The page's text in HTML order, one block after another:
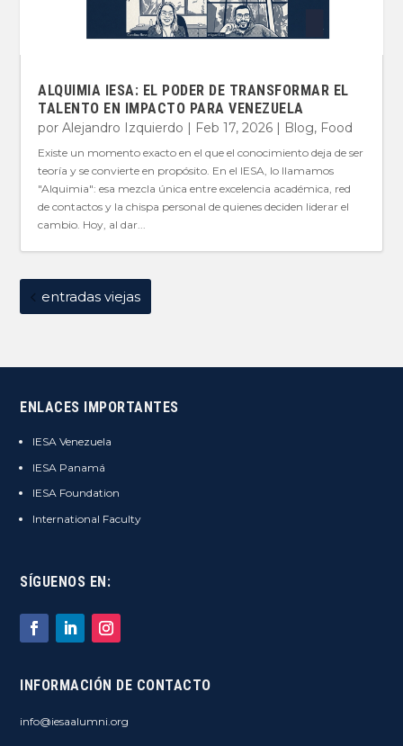
ALQUIMIA IESA: EL PODER DE TRANSFORMAR EL
TALENTO EN IMPACTO PARA VENEZUELA
porAlejandro Izquierdo | Feb 17, 2026 | Blog, Food
Existe un momento exacto en el que el conocimiento deja de ser
teoría y se convierte en propósito. En el IESA, lo llamamos
"Alquimia": esa mezcla única entre excelencia académica, red
de contactos y la chispa personal de quienes deciden liderar el
cambio. Hoy, al dar...
entradas viejas
ENLACES IMPORTANTES
IESA Venezuela
IESA Panamá
IESA Foundation
International Faculty
SÍGUENOS EN:
INFORMACIÓN DE CONTACTO
info@iesaalumni.org